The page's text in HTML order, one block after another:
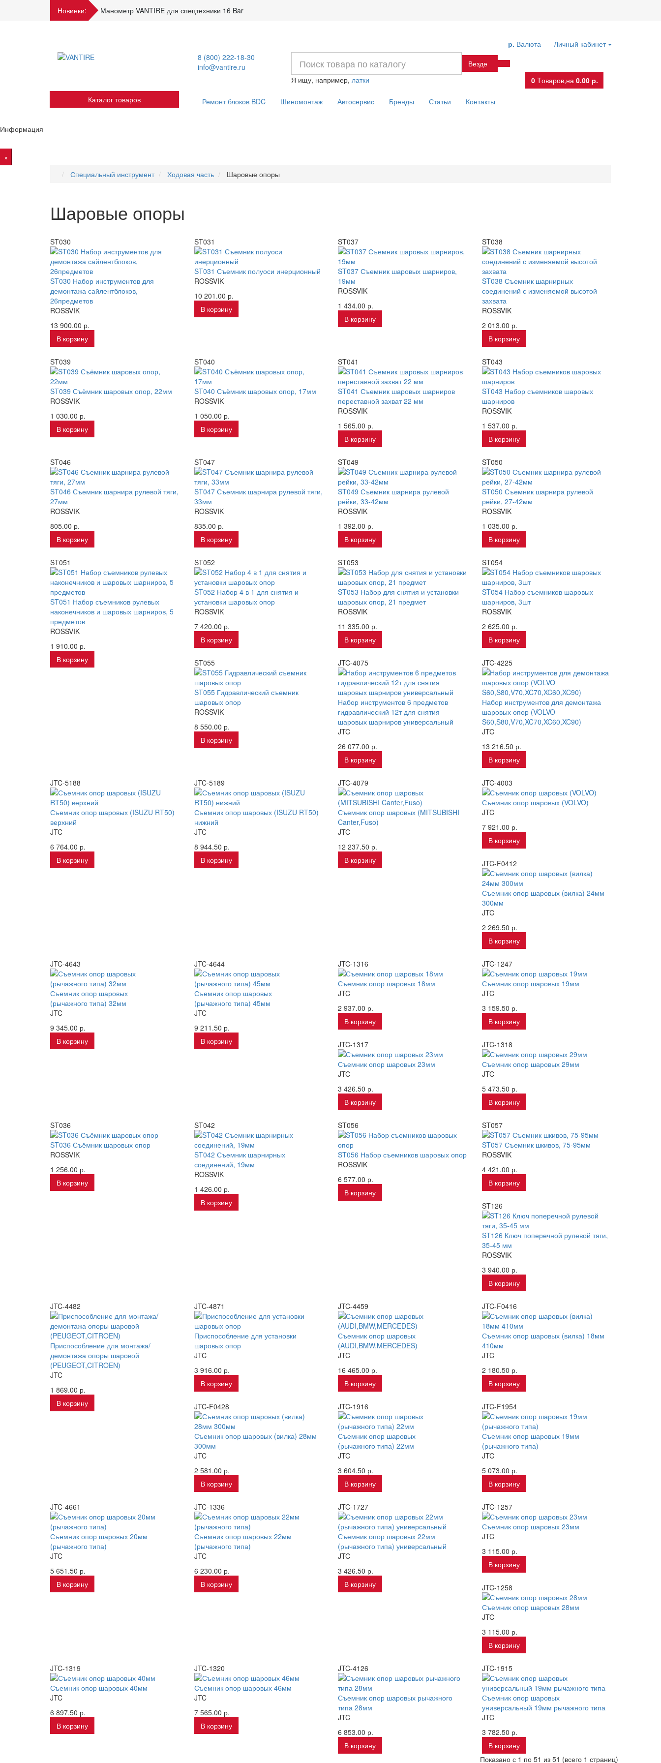
Новинки: Манометр VANTIRE для спецтехники 16 Bar
Личный кабинет
р. Валюта
8 (800) 222-18-30
info@vantire.ru
Везде
Я ищу, например, латки 0 Tоваров,на 0.00 р.
Каталог товаров
Ремонт блоков BDC Шиномонтаж Автосервис Бренды Статьи Контакты
Информация
×
Специальный инструмент
Ходовая часть Шаровые опоры
Шаровые опоры
ST030
ST030 Набор инструментов для
демонтажа сайлентблоков,
26предметов
ROSSVIK
13 900.00 р.
В корзину
ST031
ST031 Съемник полуоси инерционный
ROSSVIK
10 201.00 р.
В корзину
ST037
ST037 Съемник шаровых шарниров,
19мм
ROSSVIK
1 434.00 р.
В корзину
ST038
ST038 Съемник шарнирных
соединений с изменяемой высотой
захвата
ROSSVIK
2 013.00 р.
В корзину
ST039
ST039 Съёмник шаровых опор, 22мм
ROSSVIK
1 030.00 р.
В корзину
ST040
ST040 Съёмник шаровых опор, 17мм
ROSSVIK
1 050.00 р.
В корзину
ST041
ST041 Съемник шаровых шарниров
переставной захват 22 мм
ROSSVIK
1 565.00 р.
В корзину
ST043
ST043 Набор съемников шаровых
шарниров
ROSSVIK
1 537.00 р.
В корзину
ST046
ST046 Съемник шарнира рулевой тяги,
27мм
ROSSVIK
805.00 р.
В корзину
ST047
ST047 Съемник шарнира рулевой тяги,
33мм
ROSSVIK
835.00 р.
В корзину
ST049
ST049 Съемник шарнира рулевой
рейки, 33-42мм
ROSSVIK
1 392.00 р.
В корзину
ST050
ST050 Съемник шарнира рулевой
рейки, 27-42мм
ROSSVIK
1 035.00 р.
В корзину
ST051
ST051 Набор съемников рулевых
наконечников и шаровых шарниров, 5
предметов
ROSSVIK
1 910.00 р.
В корзину
ST052
ST052 Набор 4 в 1 для снятия и
установки шаровых опор
ROSSVIK
7 420.00 р.
В корзину
ST053
ST053 Набор для снятия и установки
шаровых опор, 21 предмет
ROSSVIK
11 335.00 р.
В корзину
ST054
ST054 Набор съемников шаровых
шарниров, 3шт
ROSSVIK
2 625.00 р.
В корзину
ST055
ST055 Гидравлический съемник
шаровых опор
ROSSVIK
8 550.00 р.
В корзину
JTC-4075
Набор инструментов 6 предметов
гидравлический 12т для снятия
шаровых шарниров универсальный
JTC
26 077.00 р.
В корзину
JTC-4225
Набор инструментов для демонтажа
шаровых опор (VOLVO
S60,S80,V70,XC70,XC60,XC90)
JTC
13 216.50 р.
В корзину
JTC-5188
Съемник опор шаровых (ISUZU RT50)
верхний
JTC
6 764.00 р.
В корзину
JTC-5189
Съемник опор шаровых (ISUZU RT50)
нижний
JTC
8 944.50 р.
В корзину
JTC-4079
Съемник опор шаровых (MITSUBISHI
Canter,Fuso)
JTC
12 237.50 р.
В корзину
JTC-4003
Съемник опор шаровых (VOLVO)
JTC
7 921.00 р.
В корзину
JTC-F0412
Съемник опор шаровых (вилка) 24мм
300мм
JTC
2 269.50 р.
В корзину
JTC-4643
Съемник опор шаровых
(рычажного типа) 32мм
JTC
9 345.00 р.
В корзину
JTC-4644
Съемник опор шаровых
(рычажного типа) 45мм
JTC
9 211.50 р.
В корзину
JTC-1316
Съемник опор шаровых 18мм
JTC
2 937.00 р.
В корзину
JTC-1247
Съемник опор шаровых 19мм
JTC
3 159.50 р.
В корзину
JTC-1317
Съемник опор шаровых 23мм
JTC
3 426.50 р.
В корзину
JTC-1318
Съемник опор шаровых 29мм
JTC
5 473.50 р.
В корзину
ST036
ST036 Съёмник шаровых опор
ROSSVIK
1 256.00 р.
В корзину
ST042
ST042 Съемник шарнирных
соединений, 19мм
ROSSVIK
1 426.00 р.
В корзину
ST056
ST056 Набор съемников шаровых опор
ROSSVIK
6 577.00 р.
В корзину
ST057
ST057 Съемник шкивов, 75-95мм
ROSSVIK
4 421.00 р.
В корзину
ST126
ST126 Ключ поперечной рулевой тяги,
35-45 мм
ROSSVIK
3 940.00 р.
В корзину
JTC-4482
Приспособление для монтажа/
демонтажа опоры шаровой
(PEUGEOT,CITROEN)
JTC
1 869.00 р.
В корзину
JTC-4871
Приспособление для установки
шаровых опор
JTC
3 916.00 р.
В корзину
JTC-4459
Съемник опор шаровых
(AUDI,BMW,MERCEDES)
JTC
16 465.00 р.
В корзину
JTC-F0416
Съемник опор шаровых (вилка) 18мм
410мм
JTC
2 180.50 р.
В корзину
JTC-F0428
Съемник опор шаровых (вилка) 28мм
300мм
JTC
2 581.00 р.
В корзину
JTC-1916
Съемник опор шаровых
(рычажного типа) 22мм
JTC
3 604.50 р.
В корзину
JTC-F1954
Съемник опор шаровых 19мм
(рычажного типа)
JTC
5 073.00 р.
В корзину
JTC-4661
Съемник опор шаровых 20мм
(рычажного типа)
JTC
5 651.50 р.
В корзину
JTC-1336
Съемник опор шаровых 22мм
(рычажного типа)
JTC
6 230.00 р.
В корзину
JTC-1727
Съемник опор шаровых 22мм
(рычажного типа) универсальный
JTC
3 426.50 р.
В корзину
JTC-1257
Съемник опор шаровых 23мм
JTC
3 115.00 р.
В корзину
JTC-1258
Съемник опор шаровых 28мм
JTC
3 115.00 р.
В корзину
JTC-1319
Съемник опор шаровых 40мм
JTC
6 897.50 р.
В корзину
JTC-1320
Съемник опор шаровых 46мм
JTC
7 565.00 р.
В корзину
JTC-4126
Съемник опор шаровых рычажного
типа 28мм
JTC
6 853.00 р.
В корзину
JTC-1915
Съемник опор шаровых
универсальный 19мм рычажного типа
JTC
3 782.50 р.
В корзину
Показано с 1 по 51 из 51 (всего 1 страниц)